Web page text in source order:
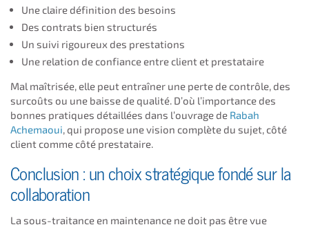
Une claire définition des besoins
Des contrats bien structurés
Un suivi rigoureux des prestations
Une relation de confiance entre client et prestataire
Mal maîtrisée, elle peut entraîner une perte de contrôle, des
surcoûts ou une baisse de qualité. D’où l’importance des
bonnes pratiques détaillées dans l’ouvrage de Rabah
Achemaoui , qui propose une vision complète du sujet, côté
client comme côté prestataire.
Conclusion : un choix stratégique fondé sur la
collaboration
La sous-traitance en maintenance ne doit pas être vue